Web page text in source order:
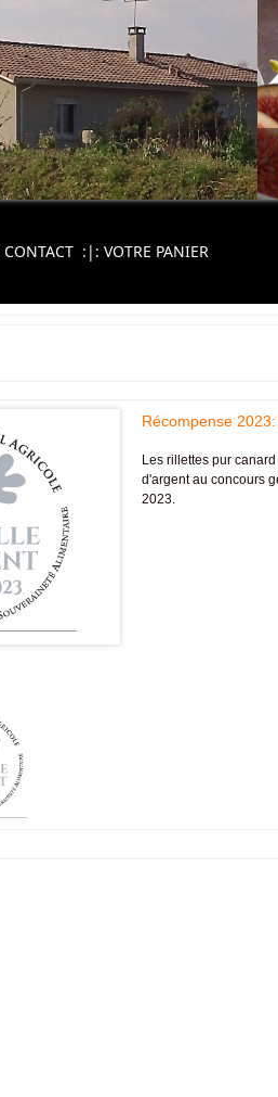
CONTACT :|: VOTRE PANIER
Récompense
Les rillettes pur
d'argent au concours
2023.